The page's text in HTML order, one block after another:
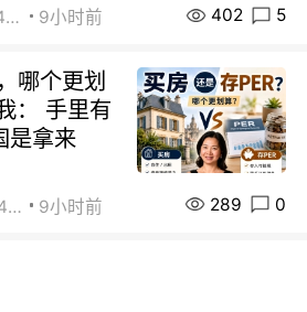
街友14004820 9小时前 402 5
哪个更划
： 手里有
是拿来
街友90454511 9小时前 289 0